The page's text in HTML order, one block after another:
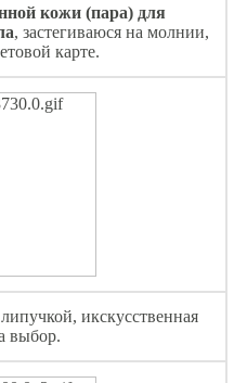
кожи (пара) для
, застегиваюся на молнии,
карте.
икскусственная
выбор.